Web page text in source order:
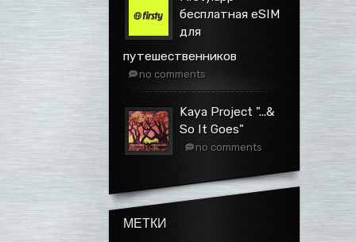
бесплатная eSIM
для
путешественников
no comments
Kaya Project ".​.​.​&
So It Goes"
no comments
МЕТКИ